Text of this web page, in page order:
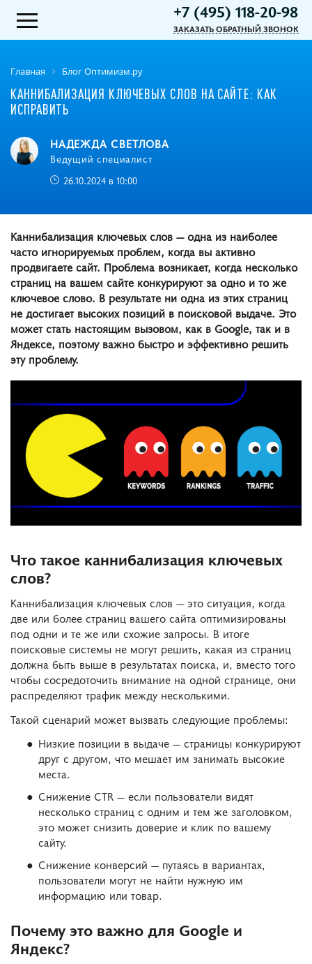
+7 (495) 118-20-98
ЗАКАЗАТЬ ОБРАТНЫЙ ЗВОНОК
Главная Блог Оптимизм.ру
КАННИБАЛИЗАЦИЯ КЛЮЧЕВЫХ СЛОВ НА САЙТЕ: КАК
ИСПРАВИТЬ
НАДЕЖДА СВЕТЛОВА
Ведущий специалист
26.10.2024 в 10:00
Каннибализация ключевых слов — одна из наиболее
часто игнорируемых проблем, когда вы активно
продвигаете сайт. Проблема возникает, когда несколько
страниц на вашем сайте конкурируют за одно и то же
ключевое слово. В результате ни одна из этих страниц
не достигает высоких позиций в поисковой выдаче. Это
может стать настоящим вызовом, как в Google, так и в
Яндексе, поэтому важно быстро и эффективно решить
эту проблему.
Что такое каннибализация ключевых
слов?
Каннибализация ключевых слов — это ситуация, когда
две или более страниц вашего сайта оптимизированы
под одни и те же или схожие запросы. В итоге
поисковые системы не могут решить, какая из страниц
должна быть выше в результатах поиска, и, вместо того
чтобы сосредоточить внимание на одной странице, они
распределяют трафик между несколькими.
Такой сценарий может вызвать следующие проблемы:
Низкие позиции в выдаче — страницы конкурируют
друг с другом, что мешает им занимать высокие
места.
Снижение CTR — если пользователи видят
несколько страниц с одним и тем же заголовком,
это может снизить доверие и клик по вашему
сайту.
Снижение конверсий — путаясь в вариантах,
пользователи могут не найти нужную им
информацию или товар.
Почему это важно для Google и
Яндекс?